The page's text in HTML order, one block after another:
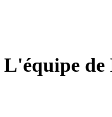
L'équipe de